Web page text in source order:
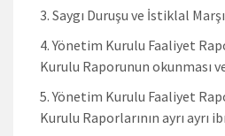
Saygı Duruşu ve İstiklal
Yönetim Kurulu Faaliyet
Kurulu Raporunun okunması
Yönetim Kurulu Faaliyet
Kurulu Raporlarının ayrı ayrı